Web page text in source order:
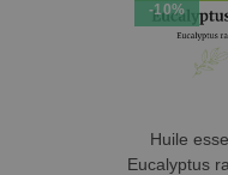
-10%
Huile
Eucalyptus